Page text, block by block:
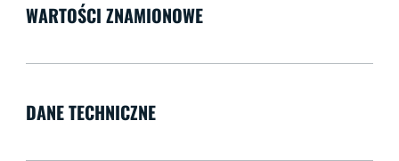
WARTOŚCI ZNAMIONOWE
DANE TECHNICZNE